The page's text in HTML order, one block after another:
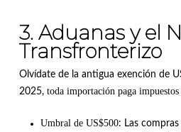
3. Aduanas y el
Transfronterizo
Olvídate de la antigua exención de
2025, toda importación paga impuestos
Umbral de US$500: Las